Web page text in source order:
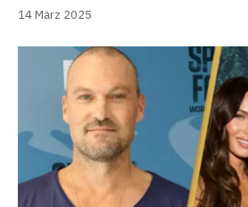
14 März 2025